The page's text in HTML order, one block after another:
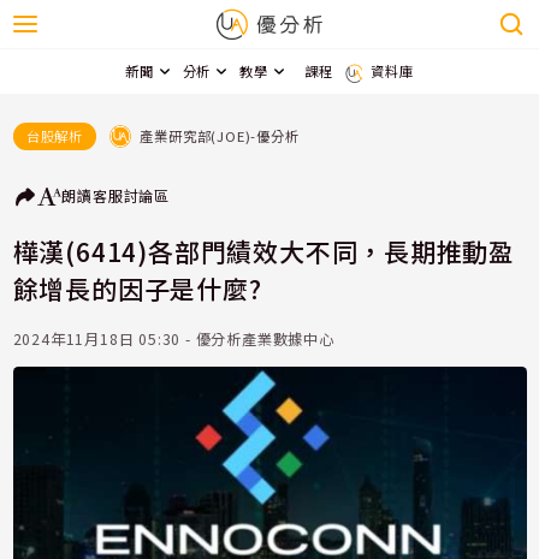
新聞 分析 教學 課程 資料庫
台股解析 產業研究部(JOE)-優分析
朗讀客服討論區
樺漢(6414)各部門績效大不同，長期推動盈
餘增長的因子是什麼?
2024年11月18日 05:30 - 優分析產業數據中心